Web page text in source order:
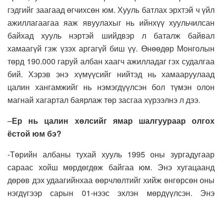
гэдгийг заагаад өгчихсөн юм. Хууль батлах эрхтэй ч үйл
ажиллагаагаа яаж явуулахыг нь ийнхүү хуульчилсан
байхад хууль нэртэй шийдвэр л баталж байвал
хамаагүй гэж үзэх аргагүй биш үү. Өнөөдөр Монголын
төрд 190.000 гаруй албан хаагч ажилладаг гэх судалгаа
бий. Хэрэв энэ хүмүүсийг нийтэд нь хамааруулаад
цалин хангамжийг нь нэмэгдүүлсэн бол түмэн олон
магнай хагартал баярлаж төр засгаа хүрээлнэ л дээ.
–Ер нь цалин хөлсийг ямар шалгуураар олгох
ёстой юм бэ?
-Төрийн албаны тухай хууль 1995 оны зургадугаар
сараас хойш мөрдөгдөж байгаа юм. Энэ хугацаанд
дөрөв дэх удаагийнхаа өөрчлөлтийг хийж өнгөрсөн оны
нэгдүгээр сарын 01-нээс эхлэн мөрдүүлсэн. Энэ